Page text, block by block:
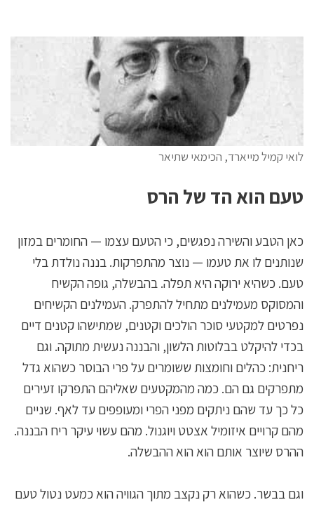
לואי קמיל מייארד, הכימאי שתיאר
טעם הוא הד של הרס
כאן הטבע והשירה נפגשים, כי הטעם עצמו — החומרים במזון
שנותנים לו את טעמו — נוצר מהתפרקות. בננה נולדת בלי
טעם. כשהיא ירוקה היא תפלה. בהבשלה, גופה הקשיח
והמסוקס מעמילנים מתחיל להתפרק. העמילנים הקשיחים
נפרטים למקטעי סוכר הולכים וקטנים, שמתישהו קטנים דיים
בכדי להיקלט בבלוטות הלשון, והבננה נעשית מתוקה. וגם
ריחנית: כהלים וחומצות ששומרים על פרי הבוסר כשהוא גדל
מתפרקים גם הם. כמה מהמקטעים שאליהם התפרקו זעירים
כל כך עד שהם ניתקים מפני הפרי ומעופפים עד לאף. שניים
מהם קרויים איזומיל אצטט ויוגנול. מהם עשוי עיקר ריח הבננה.
ההרס שיוצר אותם הוא הוא ההבשלה.
וגם בבשר. כשהוא רק נקצב מתוך הגוויה הוא כמעט נטול טעם